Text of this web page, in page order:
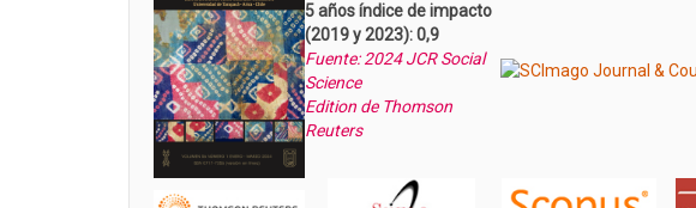
5 años índice de impacto
(2019 y 2023): 0,9
Fuente: 2024 JCR Social
Science
Edition de Thomson
Reuters